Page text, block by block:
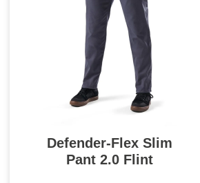
Defender-Flex Slim
Pant 2.0 Flint